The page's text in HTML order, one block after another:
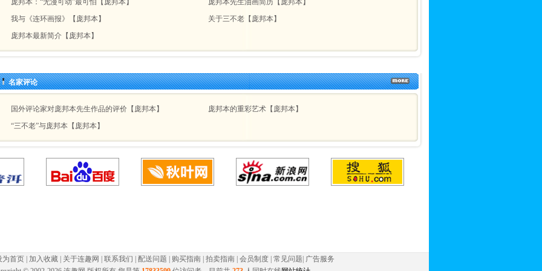
庞邦本：“无漫可动”最可怕【庞邦本】
庞邦本先生油画简历【庞邦本】
我与《连环画报》【庞邦本】
关于三不老【庞邦本】
庞邦本最新简介【庞邦本】
名家评论
国外评论家对庞邦本先生作品的评价【庞邦本】
庞邦本的重彩艺术【庞邦本】
“三不老”与庞邦本【庞邦本】
为首页 加入收藏 关于连趣网 联系我们 配送问题 购买指南 拍卖指南 会员制度 常见问题 广告服务